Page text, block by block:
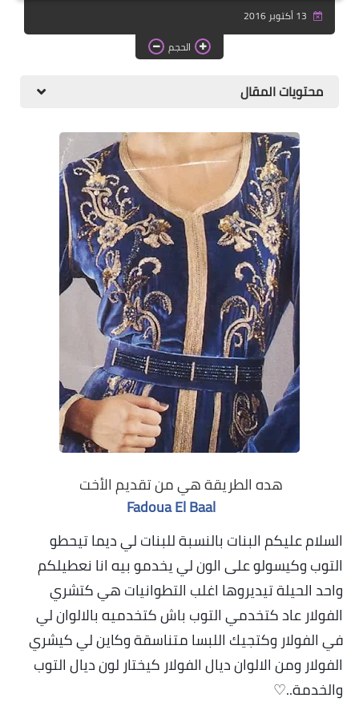
دروس الراندة للمبتدئات
اللباس التقليدي الحجم
محتويات المقال
هده الطريقة هي من تقديم الأخت
Fadoua El Baal
السلام عليكم البنات بالنسبة للبنات لي ديما تيحطو
التوب وكيسولو على الون لي يخدمو بيه انا نعطيلكم
واحد الحيلة تيديروها اغلب التطوانيات هي كتشري
الفولار عاد كتخدمي التوب باش كتخدميه بالالوان لي
في الفولار وكتجيك اللبسا متناسقة وكاين لي كيشري
الفولار ومن الالوان ديال الفولار كيختار لون ديال التوب
والخدمة..♡